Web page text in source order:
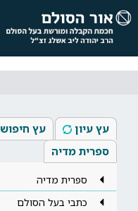
עץ עיון עץ חיפוש
ספרית מדיה
ספרית מדיה
כתבי בעל הסולם